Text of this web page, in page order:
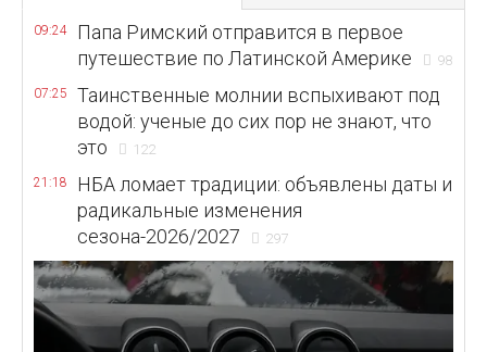
09:24
Папа Римский отправится в первое
путешествие по Латинской Америке
98
07:25
Таинственные молнии вспыхивают под
водой: ученые до сих пор не знают, что
это
122
21:18
НБА ломает традиции: объявлены даты и
радикальные изменения
сезона-2026/2027
297